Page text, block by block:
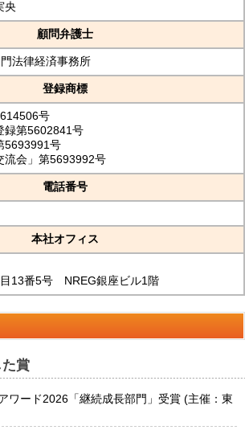
央
顧問弁護士
法律経済事務所
登録商標
号
録第5602841号
5693991号
流会」第5693992号
電話番号
本社オフィス
13番5号 NREG銀座ビル1階
賞
ワード2026「継続成長部門」受賞 (主催：東